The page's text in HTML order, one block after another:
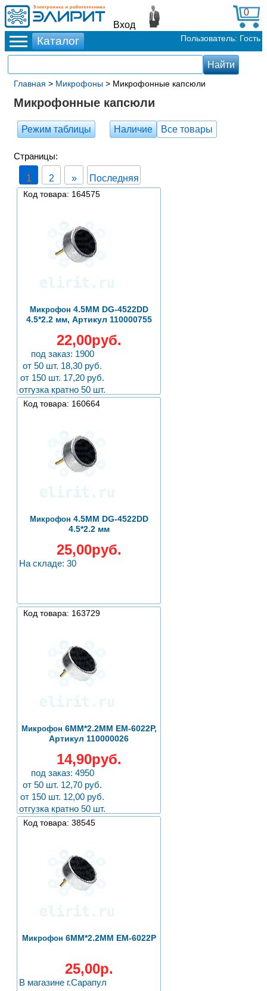
Вход
0
Пользователь: Гость
Главная > Микрофоны > Микрофонные капсюли
Микрофонные капсюли
Режим таблицы Наличие Все товары
Страницы:
1 2 » Последняя
Код товара: 164575
Микрофон 4.5MM DG-4522DD
4.5*2.2 мм, Артикул 110000755
22,00руб.
под заказ: 1900
от 50 шт. 18,30 руб.
от 150 шт. 17,20 руб.
отгузка кратно 50 шт.
Код товара: 160664
Микрофон 4.5MM DG-4522DD
4.5*2.2 мм
25,00руб.
На складе: 30
Код товара: 163729
Микрофон 6MM*2.2ММ EM-6022P,
Артикул 110000026
14,90руб.
под заказ: 4950
от 50 шт. 12,70 руб.
от 150 шт. 12,00 руб.
отгузка кратно 50 шт.
Код товара: 38545
Микрофон 6MM*2.2ММ EM-6022P
25,00р.
В магазине г.Сарапул